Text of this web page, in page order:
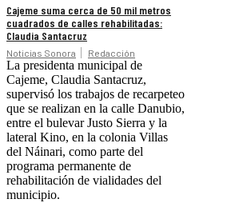
Cajeme suma cerca de 50 mil metros
cuadrados de calles rehabilitadas:
Claudia Santacruz
Noticias Sonora Redacción
La presidenta municipal de
Cajeme, Claudia Santacruz,
supervisó los trabajos de recarpeteo
que se realizan en la calle Danubio,
entre el bulevar Justo Sierra y la
lateral Kino, en la colonia Villas
del Náinari, como parte del
programa permanente de
rehabilitación de vialidades del
municipio.